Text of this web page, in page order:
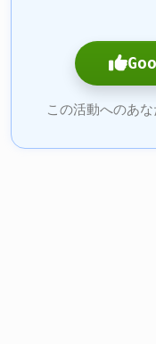
この活動へのあ